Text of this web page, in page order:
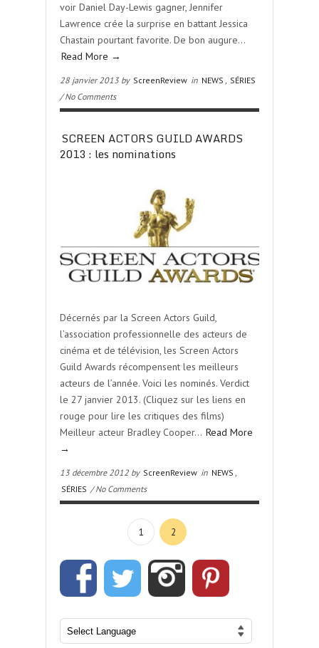
voir Daniel Day-Lewis gagner, Jennifer
Lawrence crée la surprise en battant Jessica
Chastain pourtant favorite. De bon augure…
Read More →
28 janvier 2013 by ScreenReview in NEWS , SÉRIES
/ No Comments
SCREEN ACTORS GUILD AWARDS
2013 : les nominations
Décernés par la Screen Actors Guild,
l’association professionnelle des acteurs de
cinéma et de télévision, les Screen Actors
Guild Awards récompensent les meilleurs
acteurs de l’année. Voici les nominés. Verdict
le 27 janvier 2013. (Cliquez sur les liens en
rouge pour lire les critiques des films)
Meilleur acteur Bradley Cooper… Read More
→
13 décembre 2012 by ScreenReview in NEWS ,
SÉRIES / No Comments
1 2